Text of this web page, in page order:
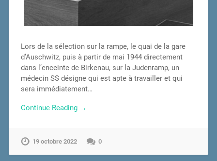
Lors de la sélection sur la rampe, le quai de la gare
d’Auschwitz, puis à partir de mai 1944 directement
dans l’enceinte de Birkenau, sur la Judenramp, un
médecin SS désigne qui est apte à travailler et qui
sera immédiatement…
Continue Reading →
19 octobre 2022 0